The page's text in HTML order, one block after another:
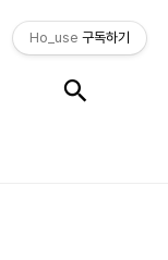
Ho_use 구독하기